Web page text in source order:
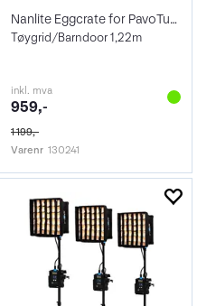
Nanlite Eggcrate for PavoTube 30C
Tøygrid/Barndoor 1,22m
inkl. mva
959,-
1 199,-
Varenr 130241